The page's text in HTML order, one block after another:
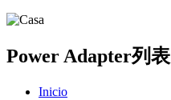
Power Adapter列表
Inicio